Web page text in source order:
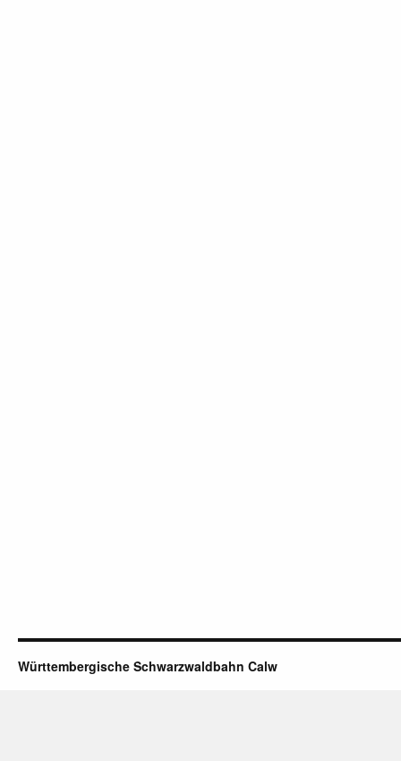
Württembergische Schwarzwaldbahn Calw